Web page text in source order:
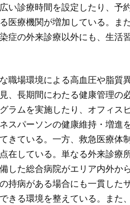
い診療時間を設定したり、予
医療機関が増加している。ま
症の外来診療以外にも、生活
職場環境による高血圧や脂質
、長期間にわたる健康管理の
ラムを実施したり、オフィス
スパーソンの健康維持・増進
きている。一方、救急医療体
在している。単なる外来診療
した総合病院がエリア内外か
持病がある場合にも一貫した
きる環境を整えている。また